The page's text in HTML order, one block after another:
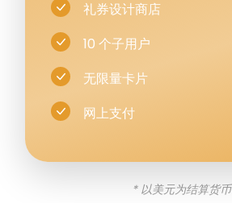
礼券设计商店
10 个子用户
无限量卡片
网上支付
* 以美元为结算货币